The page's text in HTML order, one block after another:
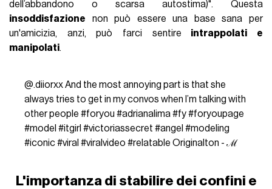
dell’abbandono o scarsa autostima)". Questa
insoddisfazione non può essere una base sana per
un'amicizia, anzi, può farci sentire intrappolati e
manipolati.
@.diiorxxAnd the most annoying part is that she
always tries to get in my convos when I’m talking with
other people #foryou #adrianalima#fy#foryoupage
#model #itgirl #victoriassecret #angel #modeling
#iconic#viral #viralvideo #relatable Originalton - ℳ
L'importanza di stabilire dei confini e